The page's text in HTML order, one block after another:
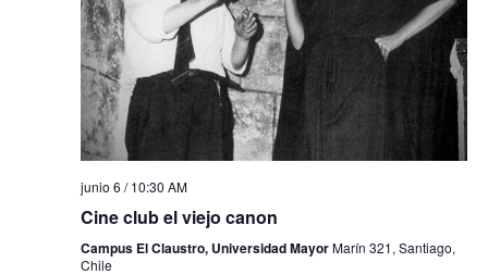
junio 6 / 10:30 AM
Cine club el viejo canon
Campus El Claustro, Universidad MayorMarín 321, Santiago,
Chile